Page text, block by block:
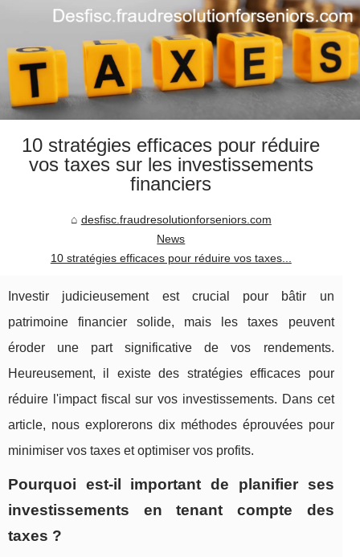
10 stratégies efficaces pour réduire
vos taxes sur les investissements
financiers
desfisc.fraudresolutionforseniors.com
News
10 stratégies efficaces pour réduire vos taxes...
Investir judicieusement est crucial pour bâtir un
patrimoine financier solide, mais les taxes peuvent
éroder une part significative de vos rendements.
Heureusement, il existe des stratégies efficaces pour
réduire l'impact fiscal sur vos investissements. Dans cet
article, nous explorerons dix méthodes éprouvées pour
minimiser vos taxes et optimiser vos profits.
Pourquoi est-il important de planifier ses
investissements en tenant compte des
taxes ?